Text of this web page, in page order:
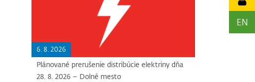
EN
6. 8. 2026
Plánované prerušenie distribúcie elektriny dňa
28. 8. 2026 – Dolné mesto